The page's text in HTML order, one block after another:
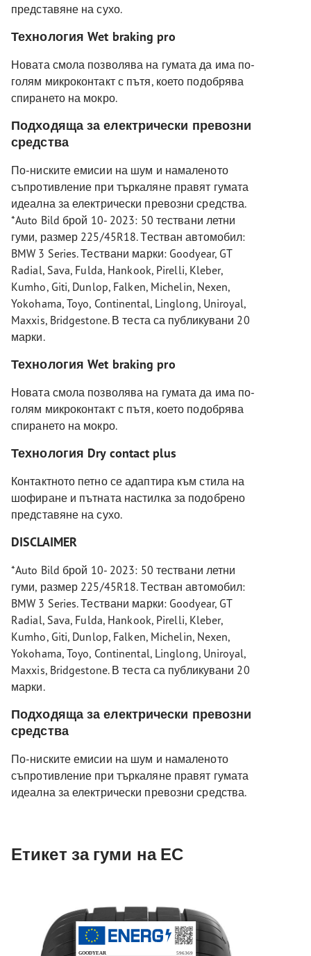
представяне на сухо.
Технология Wet braking pro
Новата смола позволява на гумата да има по-
голям микроконтакт с пътя, което подобрява
спирането на мокро.
Подходяща за електрически превозни
средства
По-ниските емисии на шум и намаленото
съпротивление при търкаляне правят гумата
идеална за електрически превозни средства.
*Auto Bild брой 10- 2023: 50 тествани летни
гуми, размер 225/45R18. Тестван автомобил:
BMW 3 Series. Тествани марки: Goodyear, GT
Radial, Sava, Fulda, Hankook, Pirelli, Kleber,
Kumho, Giti, Dunlop, Falken, Michelin, Nexen,
Yokohama, Toyo, Continental, Linglong, Uniroyal,
Maxxis, Bridgestone. В теста са публикувани 20
марки.
Технология Wet braking pro
Новата смола позволява на гумата да има по-
голям микроконтакт с пътя, което подобрява
спирането на мокро.
Технология Dry contact plus
Контактното петно се адаптира към стила на
шофиране и пътната настилка за подобрено
представяне на сухо.
DISCLAIMER
*Auto Bild брой 10- 2023: 50 тествани летни
гуми, размер 225/45R18. Тестван автомобил:
BMW 3 Series. Тествани марки: Goodyear, GT
Radial, Sava, Fulda, Hankook, Pirelli, Kleber,
Kumho, Giti, Dunlop, Falken, Michelin, Nexen,
Yokohama, Toyo, Continental, Linglong, Uniroyal,
Maxxis, Bridgestone. В теста са публикувани 20
марки.
Подходяща за електрически превозни
средства
По-ниските емисии на шум и намаленото
съпротивление при търкаляне правят гумата
идеална за електрически превозни средства.
Етикет за гуми на ЕС